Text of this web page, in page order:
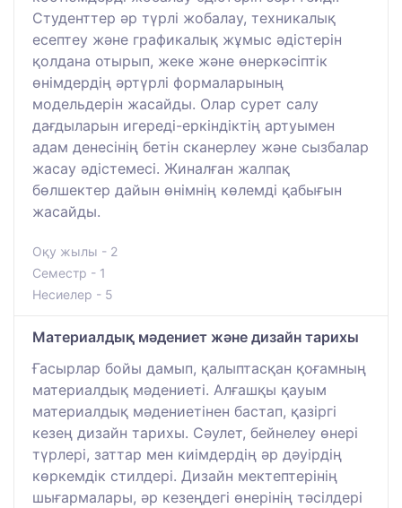
Студенттер әр түрлі жобалау, техникалық
есептеу және графикалық жұмыс әдістерін
қолдана отырып, жеке және өнеркәсіптік
өнімдердің әртүрлі формаларының
модельдерін жасайды. Олар сурет салу
дағдыларын игереді-еркіндіктің артуымен
адам денесінің бетін сканерлеу және сызбалар
жасау әдістемесі. Жиналған жалпақ
бөлшектер дайын өнімнің көлемді қабығын
жасайды.
Оқу жылы - 2
Семестр - 1
Несиелер - 5
Материалдық мәдениет және дизайн тарихы
Ғасырлар бойы дамып, қалыптасқан қоғамның
материалдық мәдениеті. Алғашқы қауым
материалдық мәдениетінен бастап, қазіргі
кезең дизайн тарихы. Сәулет, бейнелеу өнері
түрлері, заттар мен киімдердің әр дәуірдің
көркемдік стилдері. Дизайн мектептерінің
шығармалары, әр кезеңдегі өнерінің тәсілдері